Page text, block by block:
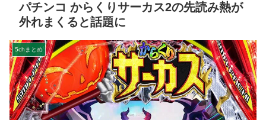
パチンコ からくりサーカス2の先読み熱が
外れまくると話題に
5chまとめ